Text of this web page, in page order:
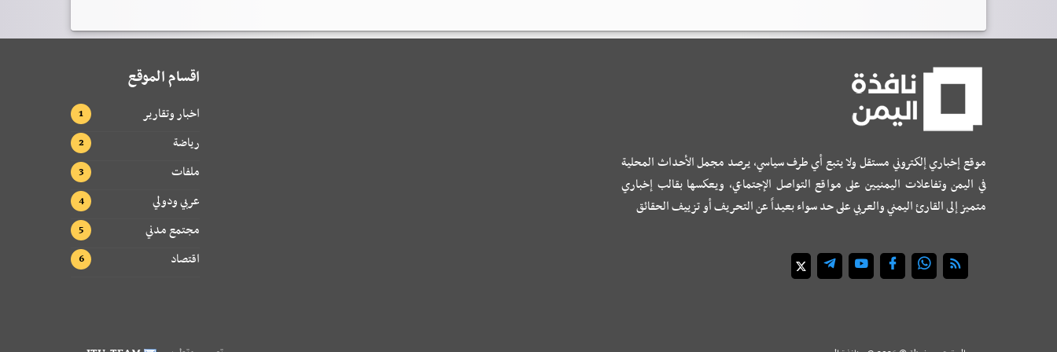
موقع إخباري إلكتروني مستقل ولا يتبع أي طرف سياسي، يرصد مجمل الأحداث المحلية
في اليمن وتفاعلات اليمنيين على مواقع التواصل الإجتماعي، ويعكسها بقالب إخباري
متميز إلى القارئ اليمني والعربي على حد سواء بعيداً عن التحريف أو تزييف الحقائق
اقسام الموقع
اخبار وتقارير
رياضة
ملفات
عربي ودولي
مجتمع مدني
اقتصاد